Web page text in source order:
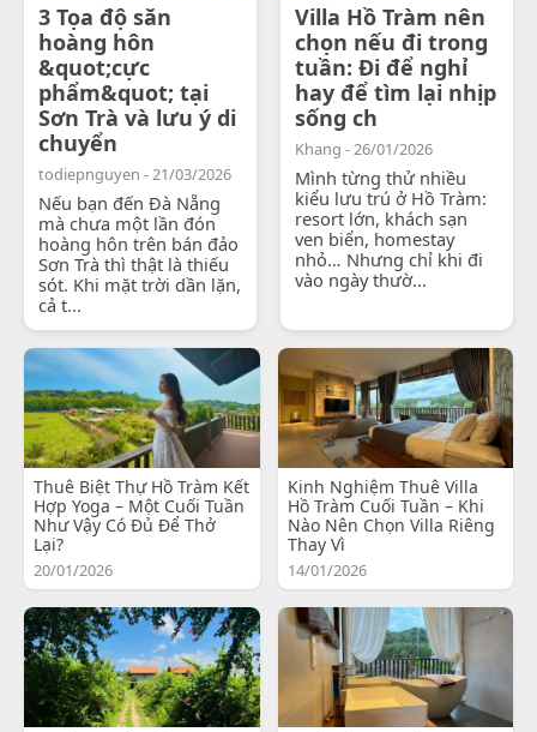
3 Tọa độ săn
hoàng hôn
&quot;cực
phẩm&quot; tại
Sơn Trà và lưu ý di
chuyển
todiepnguyen - 21/03/2026
Nếu bạn đến Đà Nẵng
mà chưa một lần đón
hoàng hôn trên bán đảo
Sơn Trà thì thật là thiếu
sót. Khi mặt trời dần lặn,
cả t...
Villa Hồ Tràm nên
chọn nếu đi trong
tuần: Đi để nghỉ
hay để tìm lại nhịp
sống ch
Khang - 26/01/2026
Mình từng thử nhiều
kiểu lưu trú ở Hồ Tràm:
resort lớn, khách sạn
ven biển, homestay
nhỏ… Nhưng chỉ khi đi
vào ngày thườ...
Thuê Biệt Thự Hồ Tràm Kết
Hợp Yoga – Một Cuối Tuần
Như Vậy Có Đủ Để Thở
Lại?
20/01/2026
Kinh Nghiệm Thuê Villa
Hồ Tràm Cuối Tuần – Khi
Nào Nên Chọn Villa Riêng
Thay Vì
14/01/2026